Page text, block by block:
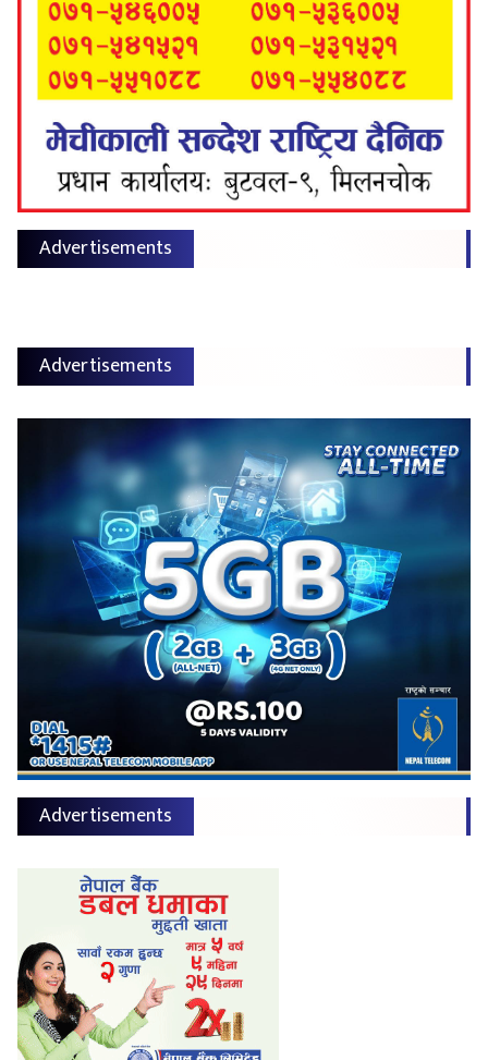
Advertisements
Advertisements
Advertisements